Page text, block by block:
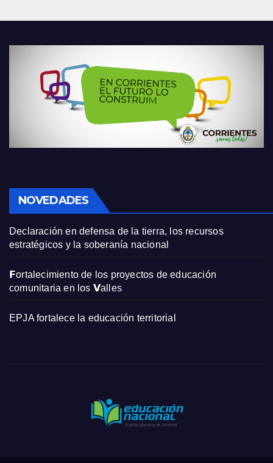
NOVEDADES
Declaración en defensa de la tierra, los recursos
estratégicos y la soberanía nacional
𝗙ortalecimiento de los proyectos de educación
comunitaria en los 𝗩alles
EPJA fortalece la educación territorial